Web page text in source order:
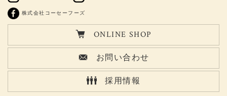
株式会社コーセーフーズ
ONLINE SHOP
お問い合わせ
採用情報